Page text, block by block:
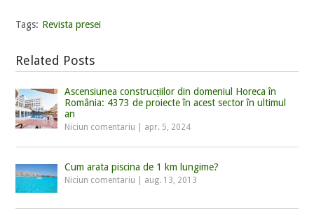
Tags: Revista presei
Related Posts
Ascensiunea construcțiilor din domeniul Horeca în
România: 4373 de proiecte în acest sector în ultimul
an
Niciun comentariu apr. 5, 2024
Cum arata piscina de 1 km lungime?
Niciun comentariu aug. 13, 2013